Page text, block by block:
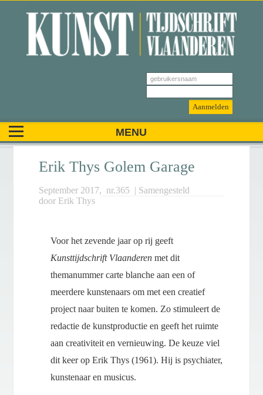
Erik Thys Golem Garage
September 2017, nr.365 | Samengesteld
door Erik Thys
Voor het zevende jaar op rij geeft
Kunsttijdschrift Vlaanderen met dit
themanummer carte blanche aan een of
meerdere kunstenaars om met een creatief
project naar buiten te komen. Zo stimuleert de
redactie de kunstproductie en geeft het ruimte
aan creativiteit en vernieuwing. De keuze viel
dit keer op Erik Thys (1961). Hij is psychiater,
kunstenaar en musicus.